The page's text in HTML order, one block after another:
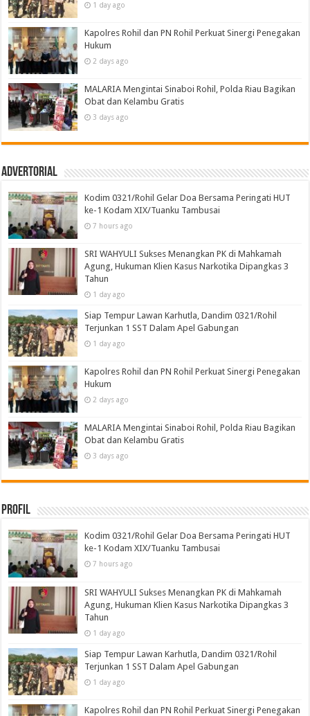
1 day ago
Kapolres Rohil dan PN Rohil Perkuat Sinergi Penegakan
Hukum
2 days ago
MALARIA Mengintai Sinaboi Rohil, Polda Riau Bagikan
Obat dan Kelambu Gratis
3 days ago
Advertorial
Kodim 0321/Rohil Gelar Doa Bersama Peringati HUT
ke-1 Kodam XIX/Tuanku Tambusai
7 hours ago
SRI WAHYULI Sukses Menangkan PK di Mahkamah
Agung, Hukuman Klien Kasus Narkotika Dipangkas 3
Tahun
1 day ago
Siap Tempur Lawan Karhutla, Dandim 0321/Rohil
Terjunkan 1 SST Dalam Apel Gabungan
1 day ago
Kapolres Rohil dan PN Rohil Perkuat Sinergi Penegakan
Hukum
2 days ago
MALARIA Mengintai Sinaboi Rohil, Polda Riau Bagikan
Obat dan Kelambu Gratis
3 days ago
Profil
Kodim 0321/Rohil Gelar Doa Bersama Peringati HUT
ke-1 Kodam XIX/Tuanku Tambusai
7 hours ago
SRI WAHYULI Sukses Menangkan PK di Mahkamah
Agung, Hukuman Klien Kasus Narkotika Dipangkas 3
Tahun
1 day ago
Siap Tempur Lawan Karhutla, Dandim 0321/Rohil
Terjunkan 1 SST Dalam Apel Gabungan
1 day ago
Kapolres Rohil dan PN Rohil Perkuat Sinergi Penegakan